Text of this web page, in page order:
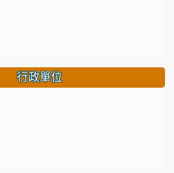
行政單位